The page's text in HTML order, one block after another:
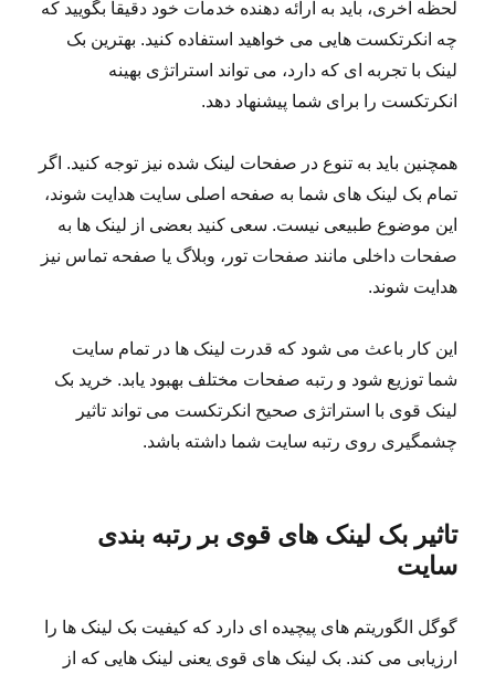
لحظه آخری، باید به ارائه دهنده خدمات خود دقیقا بگویید که
چه انکرتکست هایی می خواهید استفاده کنید. بهترین بک
لینک با تجربه ای که دارد، می تواند استراتژی بهینه
انکرتکست را برای شما پیشنهاد دهد.
همچنین باید به تنوع در صفحات لینک شده نیز توجه کنید. اگر
تمام بک لینک های شما به صفحه اصلی سایت هدایت شوند،
این موضوع طبیعی نیست. سعی کنید بعضی از لینک ها به
صفحات داخلی مانند صفحات تور، وبلاگ یا صفحه تماس نیز
هدایت شوند.
این کار باعث می شود که قدرت لینک ها در تمام سایت
شما توزیع شود و رتبه صفحات مختلف بهبود یابد. خرید بک
لینک قوی با استراتژی صحیح انکرتکست می تواند تاثیر
چشمگیری روی رتبه سایت شما داشته باشد.
تاثیر بک لینک های قوی بر رتبه بندی
سایت
گوگل الگوریتم های پیچیده ای دارد که کیفیت بک لینک ها را
ارزیابی می کند. بک لینک های قوی یعنی لینک هایی که از